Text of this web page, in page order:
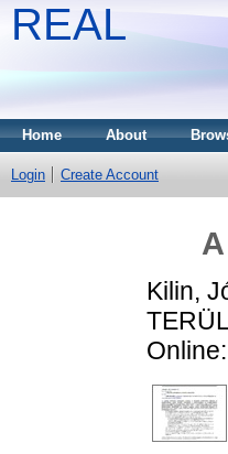
REAL
Home About
Login Create Account
Kilin,